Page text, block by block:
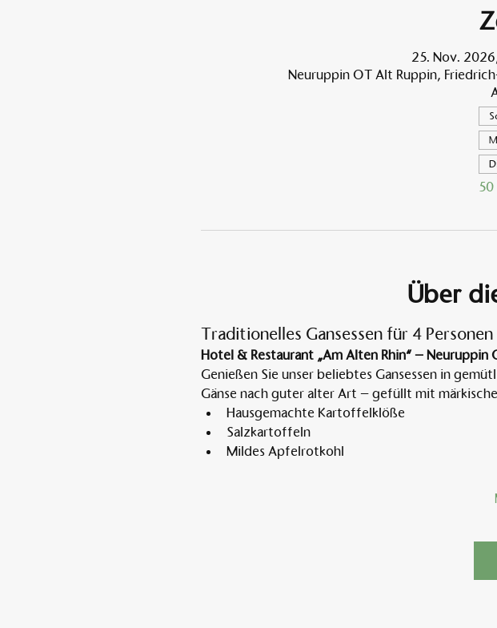
25. Nov.
Neuruppin OT Alt Ruppin,
50
Über
Traditionelles Gansessen für 4 Personen
Hotel & Restaurant „Am Alten Rhin“ – Neuruppin
Genießen Sie unser beliebtes Gansessen in
Gänse nach guter alter Art – gefüllt mit
Hausgemachte Kartoffelklöße
Salzkartoffeln
Mildes Apfelrotkohl